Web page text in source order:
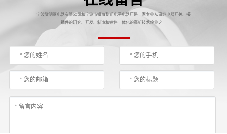
宁波黎明继电器有限公司和宁波市镇海黎光电子电器厂是一家专业从事继电器开关、接
插件的研究、开发、制造和销售一体化的高新技术企业之一